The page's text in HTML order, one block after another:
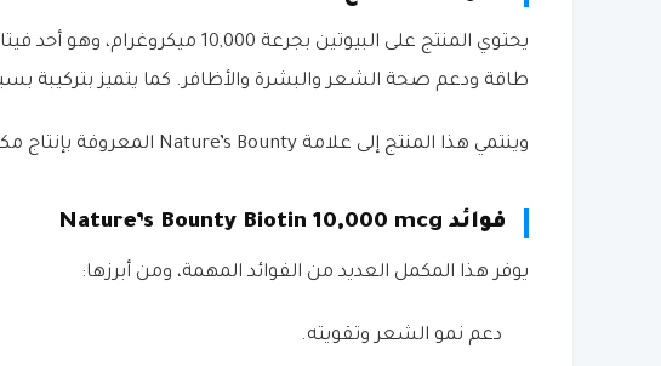
طاقة ودعم صحة الشعر والبشرة والأظافر. كما يتميز بتركيبة
وينتمي هذا المنتج إلى علامة Nature’s Bounty المعروفة بإنتاج مكملات غذائية موثوقة وشائعة الاستخدام عالميًا.
فوائد Nature’s Bounty Biotin 10,000 mcg
يوفر هذا المكمل العديد من الفوائد المهمة، ومن أبرزها:
دعم نمو الشعر وتقويته.